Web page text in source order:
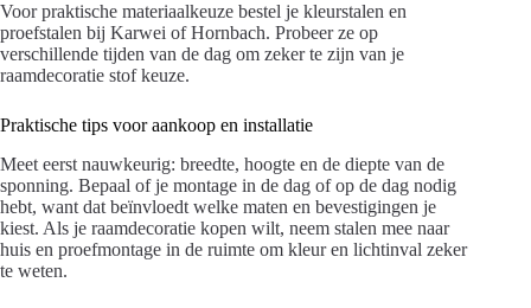
Voor praktische materiaalkeuze bestel je kleurstalen en
proefstalen bij Karwei of Hornbach. Probeer ze op
verschillende tijden van de dag om zeker te zijn van je
raamdecoratie stof keuze.
Praktische tips voor aankoop en installatie
Meet eerst nauwkeurig: breedte, hoogte en de diepte van de
sponning. Bepaal of je montage in de dag of op de dag nodig
hebt, want dat beïnvloedt welke maten en bevestigingen je
kiest. Als je raamdecoratie kopen wilt, neem stalen mee naar
huis en proefmontage in de ruimte om kleur en lichtinval zeker
te weten.